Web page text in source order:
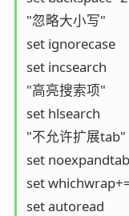
"忽略大小写"
set ignorecase
set incsearch
"高亮搜索项"
set hlsearch
"不允许扩展tab"
set noexpandtab
set
set autoread